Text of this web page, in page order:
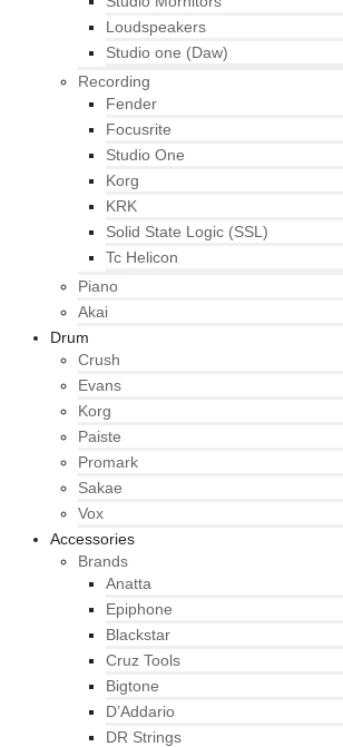
Loudspeakers
Studio one (Daw)
Recording
Fender
Focusrite
Studio One
Korg
KRK
Solid State Logic (SSL)
Tc Helicon
Piano
Akai
Drum
Crush
Evans
Korg
Paiste
Promark
Sakae
Vox
Accessories
Brands
Anatta
Epiphone
Blackstar
Cruz Tools
Bigtone
D’Addario
DR Strings